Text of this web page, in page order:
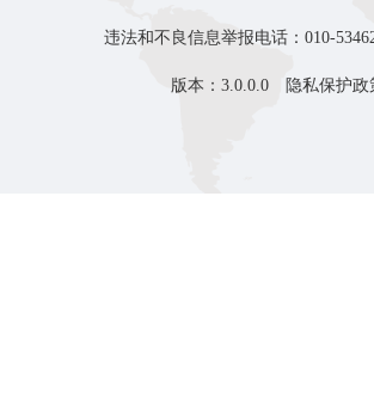
违法和不良信息举报电话：010-
版本：3.0.0.0 隐私保护政